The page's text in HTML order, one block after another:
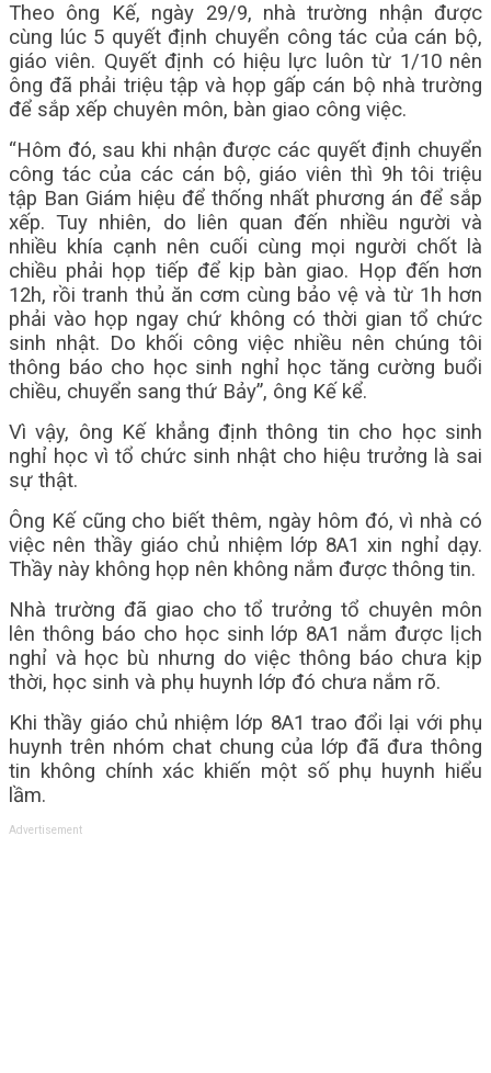
Theo ông Kế, ngày 29/9, nhà trường nhận được
cùng lúc 5 quyết định chuyển công tác của cán bộ,
giáo viên. Quyết định có hiệu lực luôn từ 1/10 nên
ông đã phải triệu tập và họp gấp cán bộ nhà trường
để sắp xếp chuyên môn, bàn giao công việc.
“Hôm đó, sau khi nhận được các quyết định chuyển
công tác của các cán bộ, giáo viên thì 9h tôi triệu
tập Ban Giám hiệu để thống nhất phương án để sắp
xếp. Tuy nhiên, do liên quan đến nhiều người và
nhiều khía cạnh nên cuối cùng mọi người chốt là
chiều phải họp tiếp để kịp bàn giao. Họp đến hơn
12h, rồi tranh thủ ăn cơm cùng bảo vệ và từ 1h hơn
phải vào họp ngay chứ không có thời gian tổ chức
sinh nhật. Do khối công việc nhiều nên chúng tôi
thông báo cho học sinh nghỉ học tăng cường buổi
chiều, chuyển sang thứ Bảy”, ông Kế kể.
Vì vậy, ông Kế khẳng định thông tin cho học sinh
nghỉ học vì tổ chức sinh nhật cho hiệu trưởng là sai
sự thật.
Ông Kế cũng cho biết thêm, ngày hôm đó, vì nhà có
việc nên thầy giáo chủ nhiệm lớp 8A1 xin nghỉ dạy.
Thầy này không họp nên không nắm được thông tin.
Nhà trường đã giao cho tổ trưởng tổ chuyên môn
lên thông báo cho học sinh lớp 8A1 nắm được lịch
nghỉ và học bù nhưng do việc thông báo chưa kịp
thời, học sinh và phụ huynh lớp đó chưa nắm rõ.
Khi thầy giáo chủ nhiệm lớp 8A1 trao đổi lại với phụ
huynh trên nhóm chat chung của lớp đã đưa thông
tin không chính xác khiến một số phụ huynh hiểu
lầm.
Advertisement